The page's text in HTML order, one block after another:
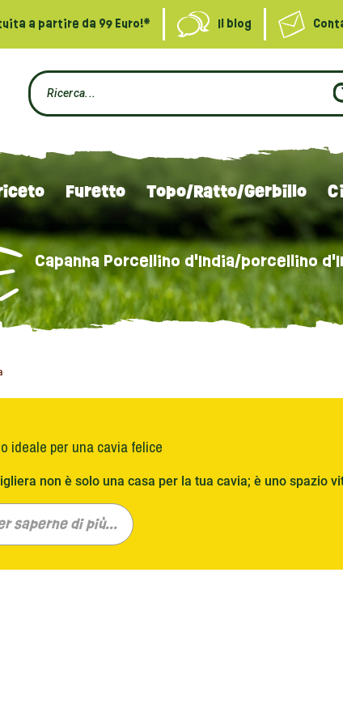
a partire da 99 Euro!* Il blog
Furetto Topo/Ratto/Gerbillo
Capanna Porcellino d'India/porcellino
ideale per una cavia felice
non è solo una casa per la tua cavia; è uno spazio
A Le Petit Rongeur comprendiamo l'importanza
motivo consigliamo gabbie spaziose, che offrano spazio
si consiglia un minimo di 120x60 cm per
saperne di più...